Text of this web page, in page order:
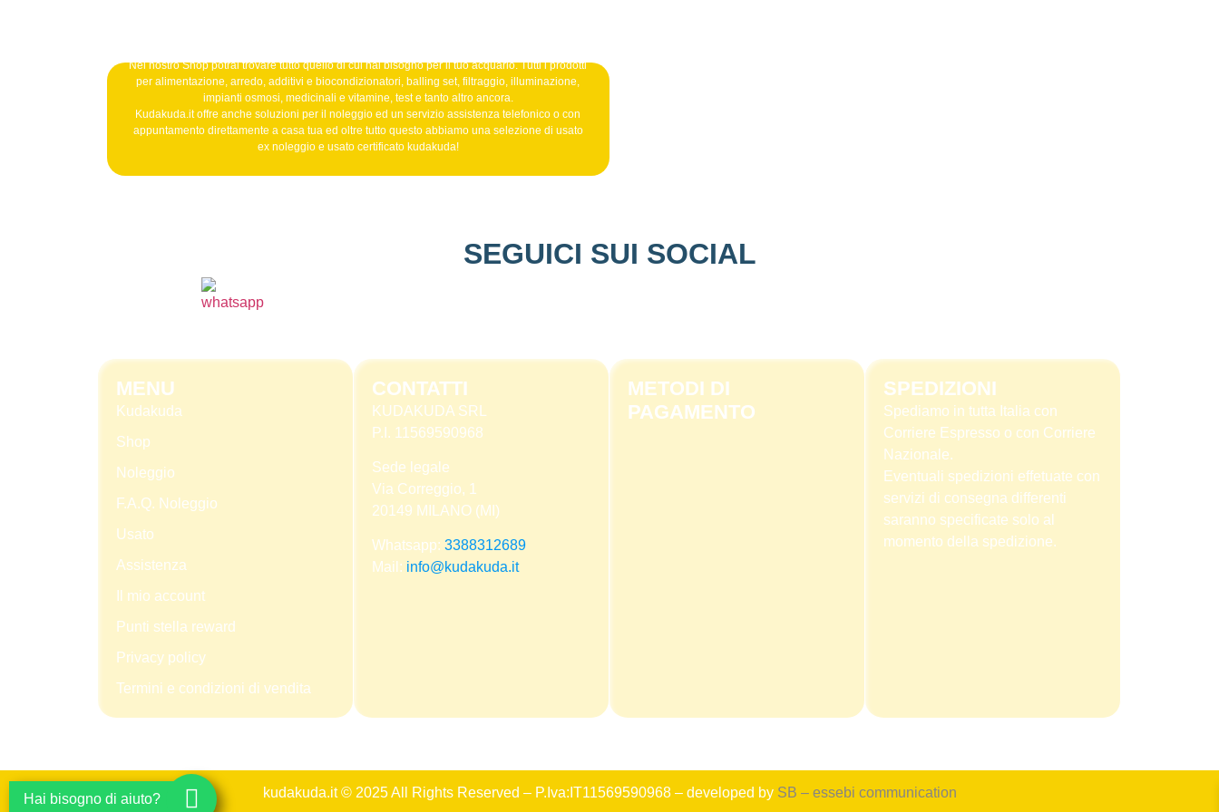
Nel nostro Shop potrai trovare tutto quello di cui hai bisogno per il tuo acquario. Tutti i prodotti
per alimentazione, arredo, additivi e biocondizionatori, balling set, filtraggio, illuminazione,
impianti osmosi, medicinali e vitamine, test e tanto altro ancora.
Kudakuda.it offre anche soluzioni per il noleggio ed un servizio assistenza telefonico o con
appuntamento direttamente a casa tua ed oltre tutto questo abbiamo una selezione di usato
ex noleggio e usato certificato kudakuda!
SEGUICI SUI SOCIAL
MENU
Kudakuda
Shop
Noleggio
F.A.Q. Noleggio
Usato
Assistenza
Il mio account
Punti stella reward
Privacy policy
Termini e condizioni di vendita
CONTATTI
KUDAKUDA SRL
P.I. 11569590968
Sede legale
Via Correggio, 1
20149 MILANO (MI)
Whatsapp: 3388312689
Mail: info@kudakuda.it
METODI DI
PAGAMENTO
SPEDIZIONI
Spediamo in tutta Italia con
Corriere Espresso o con Corriere
Nazionale.
Eventuali spedizioni effetuate con
servizi di consegna differenti
saranno specificate solo al
momento della spedizione.
kudakuda.it © 2025 All Rights Reserved – P.Iva:IT11569590968 – developed by SB – essebi communication
Hai bisogno di aiuto?